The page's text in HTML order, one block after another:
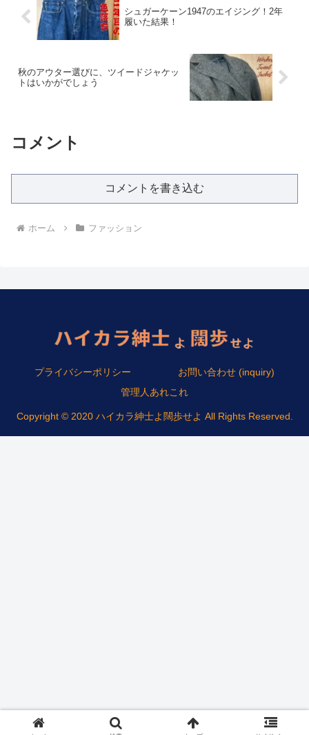
シュガーケーン1947のエイジング！2年
履いた結果！
秋のアウター選びに、ツイードジャケッ
トはいかがでしょう
コメント
コメントを書き込む
ホーム ファッション
プライバシーポリシー
お問い合わせ (inquiry)
管理人あれこれ
Copyright © 2020 ハイカラ紳士よ闊歩せよ All Rights Reserved.